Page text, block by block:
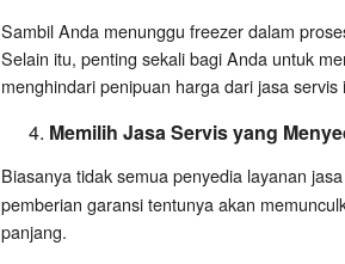
Sambil Anda menunggu freezer dalam
Selain itu, penting sekali bagi Anda untuk
menghindari penipuan harga dari jasa servis
Memilih Jasa Servis yang
Biasanya tidak semua penyedia layanan jasa
pemberian garansi tentunya akan
panjang.